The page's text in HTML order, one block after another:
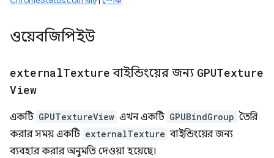
ওয়েবজিপিইউ
externalTexture বাইন্ডিংয়ের জন্য GPUTexture
View
একটি GPUTextureView এখন একটি GPUBindGroup তৈরি
করার সময় একটি externalTexture বাইন্ডিংয়ের জন্য
ব্যবহার করার অনুমতি দেওয়া হয়েছে।